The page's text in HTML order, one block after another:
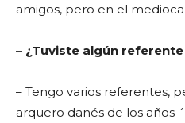
amigos, pero en el
– ¿Tuviste algún referente
– Tengo varios referentes,
arquero danés de los años